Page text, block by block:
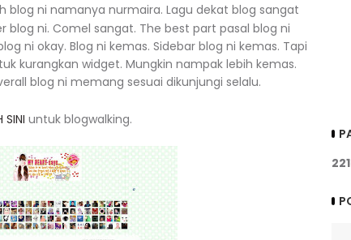
blog ni namanya nurmaira. Lagu dekat blog sangat
blog ni. Comel sangat. The best part pasal blog ni
ni okay. Blog ni kemas. Sidebar blog ni kemas. Tapi
kurangkan widget. Mungkin nampak lebih kemas.
blog ni memang sesuai dikunjungi selalu.
SINI untuk blogwalking.
221